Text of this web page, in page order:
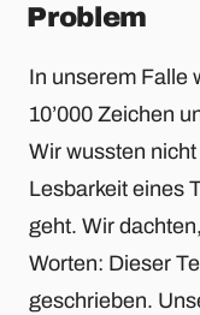
Problem
In unserem Falle
10’000 Zeichen
Wir wussten
Lesbarkeit eines
geht. Wir
Worten: Dieser
geschrieben.